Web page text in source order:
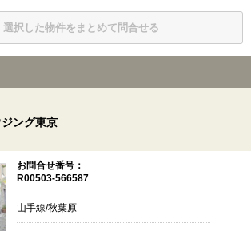
選択した物件をまとめて問合せる
ング東京
お問合せ番号：
R00503-566587
山手線/秋葉原